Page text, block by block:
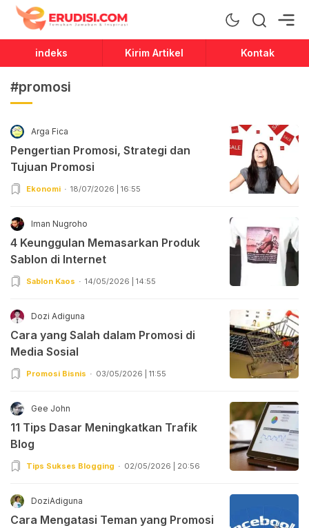
Erudisi
Temukan Jawaban dan Inspirasi
indeks Kirim Artikel Kontak
#promosi
Arga Fica
Pengertian Promosi, Strategi dan
Tujuan Promosi
Ekonomi 18/07/2026 | 16:55
Iman Nugroho
4 Keunggulan Memasarkan Produk
Sablon di Internet
Sablon Kaos 14/05/2026 | 14:55
Dozi Adiguna
Cara yang Salah dalam Promosi di
Media Sosial
Promosi Bisnis 03/05/2026 | 11:55
Gee John
11 Tips Dasar Meningkatkan Trafik
Blog
Tips Sukses Blogging 02/05/2026 | 20:56
DoziAdiguna
Cara Mengatasi Teman yang Promosi